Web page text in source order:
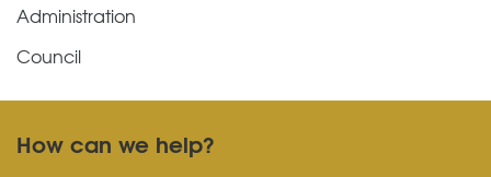
Administration
Council
How can we help?